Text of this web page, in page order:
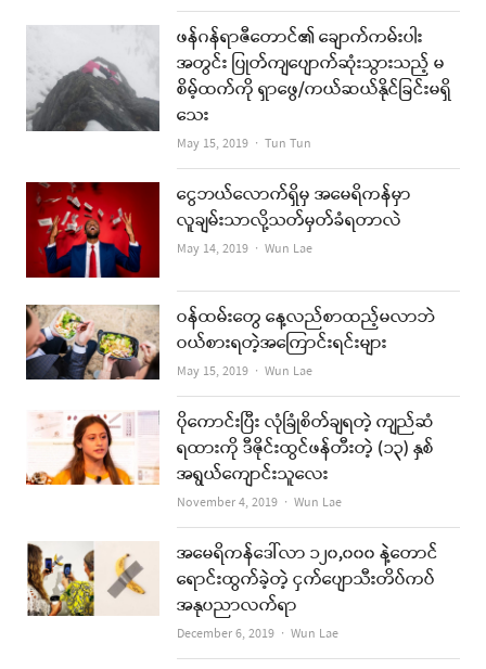
ဖန်ဂန်ရာဇီတောင်၏ ချောက်ကမ်းပါး
အတွင်း ပြုတ်ကျပျောက်ဆုံးသွားသည့် မ
စိမ့်ထက်ကို ရှာဖွေ/ကယ်ဆယ်နိုင်ခြင်းမရှိ
သေး
May 15, 2019 Author
Tun Tun
ငွေဘယ်လောက်ရှိမှ အမေရိကန်မှာ
လူချမ်းသာလို့သတ်မှတ်ခံရတာလဲ
May 14, 2019 Author
Wun Lae
ဝန်ထမ်းတွေ နေ့လည်စာထည့်မလာဘဲ
ဝယ်စားရတဲ့အကြောင်းရင်းများ
May 15, 2019 Author
Wun Lae
ပိုကောင်းပြီး လုံခြုံစိတ်ချရတဲ့ ကျည်ဆံ
ရထားကို ဒီဇိုင်းထွင်ဖန်တီးတဲ့ (၁၃) နှစ်
အရွယ်ကျောင်းသူလေး
November 4, 2019 Author
Wun Lae
အမေရိကန်ဒေါ်လာ ၁၂၀,၀၀၀ နဲ့တောင်
ရောင်းထွက်ခဲ့တဲ့ ငှက်ပျောသီးတိပ်ကပ်
အနုပညာလက်ရာ
December 6, 2019 Author
Wun Lae